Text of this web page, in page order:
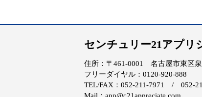
センチュリー21アプリ
住所：〒461-0001 名古屋市東区
フリーダイヤル：0120-920-888
TEL/FAX：052-211-7971 / 052-